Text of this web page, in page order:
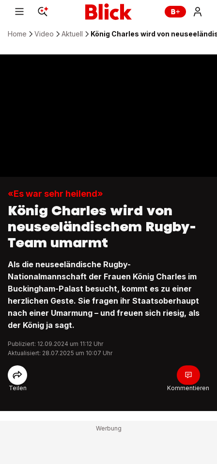
Home Video Aktuell König Charles wird von
«Es war sehr heilend»
König Charles wird von
neuseeländischem Rugby-
Team umarmt
Als die neuseeländische Rugby-
Nationalmannschaft der Frauen König Charles im
Buckingham-Palast besucht, kommt es zu einer
herzlichen Geste. Sie fragen ihr Staatsoberhaupt
nach einer Umarmung – und freuen sich riesig, als
der König ja sagt.
Publiziert: 12.09.2024 um 11:12 Uhr
Aktualisiert: 28.07.2025 um 10:07 Uhr
Teilen Kommentieren